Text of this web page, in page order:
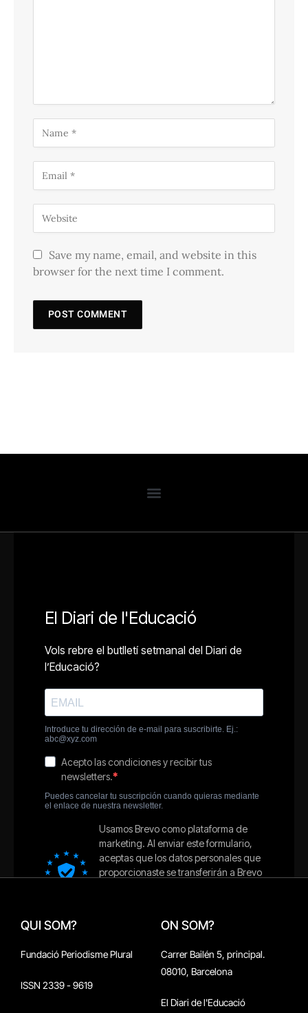
Save my name, email, and website in this
browser for the next time I comment.
QUI SOM?
Fundació Periodisme Plural
ISSN 2339 - 9619
ON SOM?
Carrer Bailén 5, principal.
08010, Barcelona
El Diari de l'Educació